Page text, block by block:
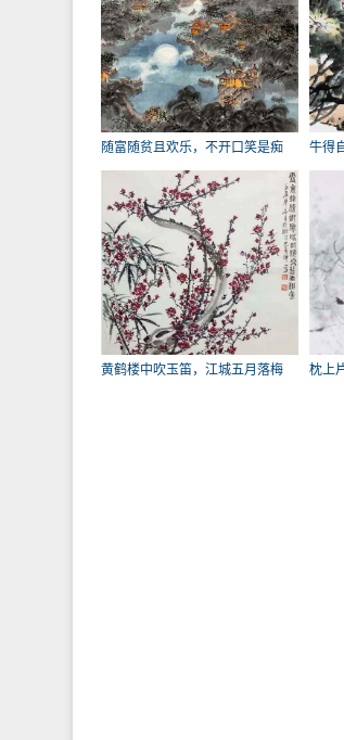
随富随贫且欢乐，不开口笑是痴
牛得
黄鹤楼中吹玉笛，江城五月落梅
枕上